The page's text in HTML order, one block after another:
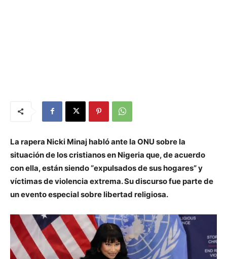
La rapera Nicki Minaj habló ante la ONU sobre la
situación de los cristianos en Nigeria que, de acuerdo
con ella, están siendo “expulsados de sus hogares” y
víctimas de violencia extrema. Su discurso fue parte de
un evento especial sobre libertad religiosa.